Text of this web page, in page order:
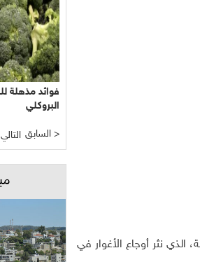
الذي نثر أوجاع الأغوار في
فوائد مذهلة
البروكلي
< التالي السابق >